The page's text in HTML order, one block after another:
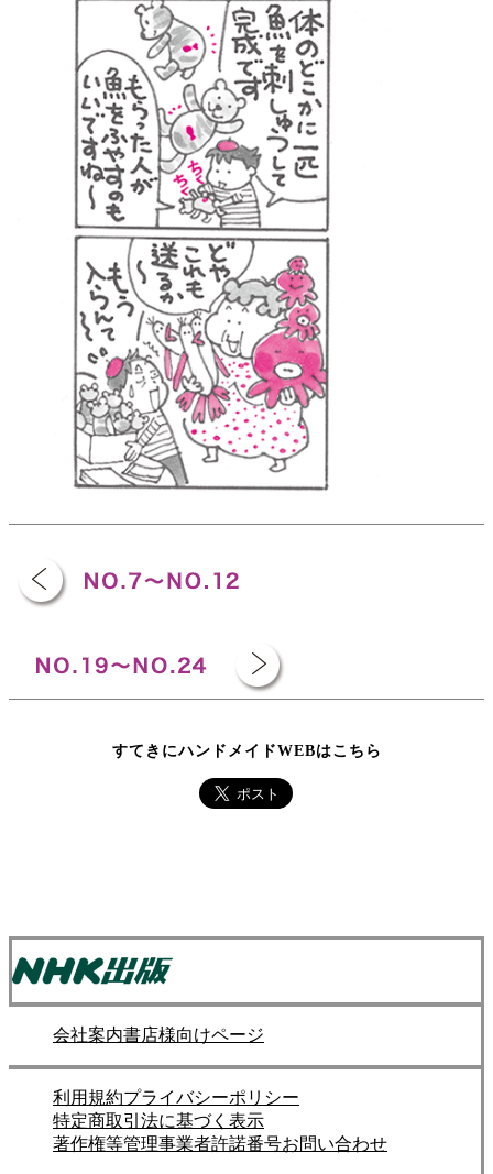
すてきにハンドメイドWEBはこちら
会社案内書店様向けページ
利用規約プライバシーポリシー
特定商取引法に基づく表示
著作権等管理事業者許諾番号お問い合わせ